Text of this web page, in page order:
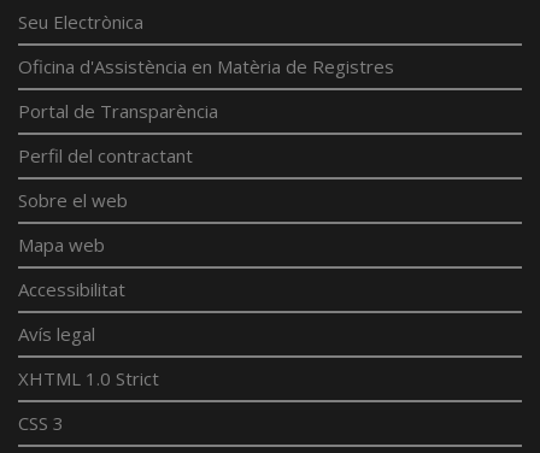
Seu Electrònica
Oficina d'Assistència en Matèria de Registres
Portal de Transparència
Perfil del contractant
Sobre el web
Mapa web
Accessibilitat
Avís legal
XHTML 1.0 Strict
CSS 3